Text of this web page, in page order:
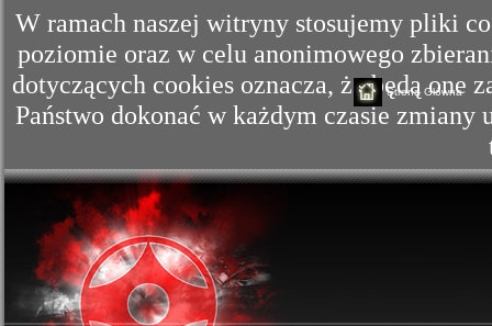
W ramach naszej witryny stosujemy pliki
poziomie oraz w celu anonimowego
dotyczących cookies oznacza, że będą one
Państwo dokonać w każdym czasie
Strona Główna